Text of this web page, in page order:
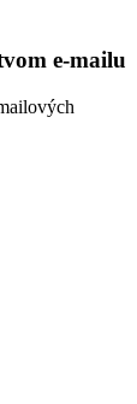
e-mailu